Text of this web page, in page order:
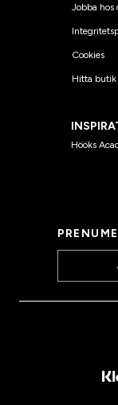
Jobba hos
Cookies
Hitta butik
Hööks